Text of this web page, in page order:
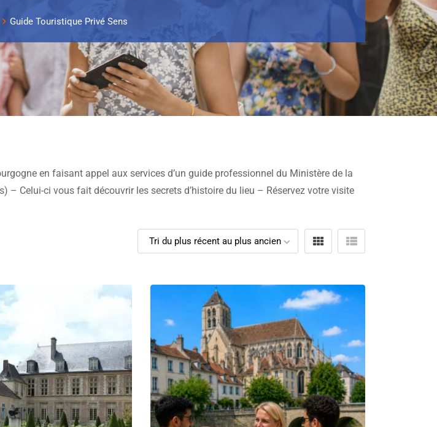
Guide Touristique Privé Sens
en faisant appel aux services d’un guide professionnel du Ministère de la
– Celui-ci vous fait découvrir les secrets d’histoire du lieu – Réservez votre visite